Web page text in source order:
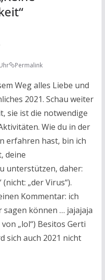
“
Permalink
Weg alles Liebe und
2021. Schau weiter
sie ist die notwendige
Wie du in der
erfahren hast, bin ich
deine
unterstützen, daher:
„der Virus“).
Kommentar: ich
sagen können … jajajaja
„lol“) Besitos Gerti
sich auch 2021 nicht